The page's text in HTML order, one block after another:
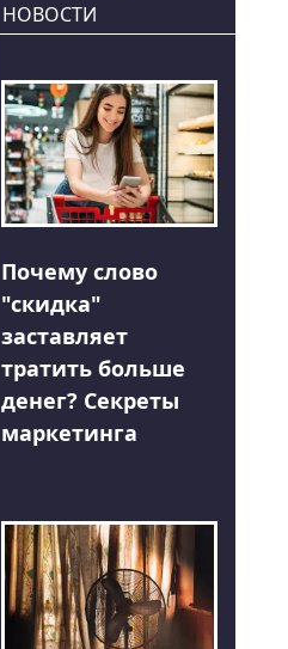
НОВОСТИ
Почему слово
"скидка"
заставляет
тратить больше
денег? Секреты
маркетинга